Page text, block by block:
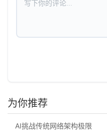
为你推荐
AI挑战传统网络架构极限